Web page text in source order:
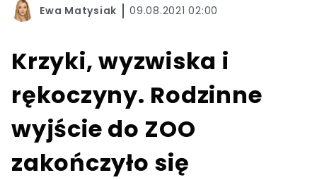
Ewa Matysiak 09.08.2021 02:00
Krzyki, wyzwiska i
rękoczyny. Rodzinne
wyjście do ZOO
zakończyło się